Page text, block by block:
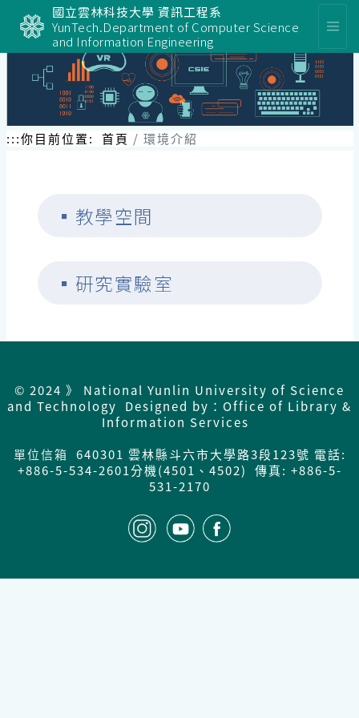
要
國立雲林科技大學 資訊工程系
YunTech.Department of Computer Science
and Information Engineering
:::你目前位置: 首頁 環境介紹
▪ 教學空間
▪ 研究實驗室
© 2024 》 National Yunlin University of Science
and Technology Designed by：Office of Library &
Information Services
單位信箱 640301 雲林縣斗六市大學路3段123號 電話:
+886-5-534-2601分機(4501、4502) 傳真: +886-5-
531-2170